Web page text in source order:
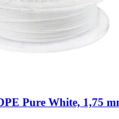
Pure White, 1,75